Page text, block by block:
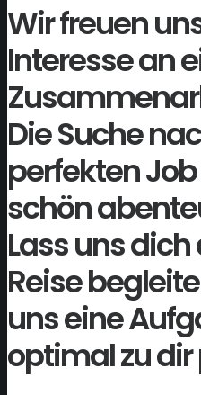
Wir freuen
Interesse an
Die Suche
perfekten
schön
Lass uns
Reise
uns eine
optimal zu